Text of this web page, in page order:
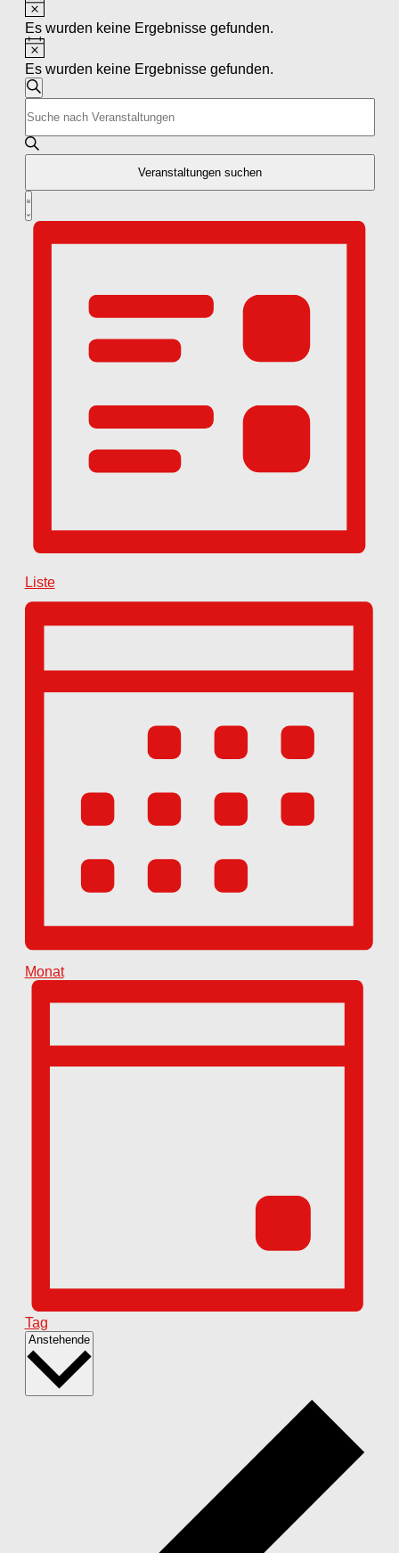
Veranstaltungen
Es wurden keine Ergebnisse gefunden.
Hinweis
Es wurden keine Ergebnisse gefunden.
Veranstaltungen
Suche
und
Ansichten,
Navigation
Suche
Schlüsselwort
eingeben.
Suche
Veranstaltungen
Schlüsselwort.
Veranstaltungen suchen
Veranstaltung
Ansichten-
Liste
Liste
Monat
Tag
Anstehende Datum